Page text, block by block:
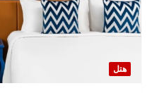
هتل